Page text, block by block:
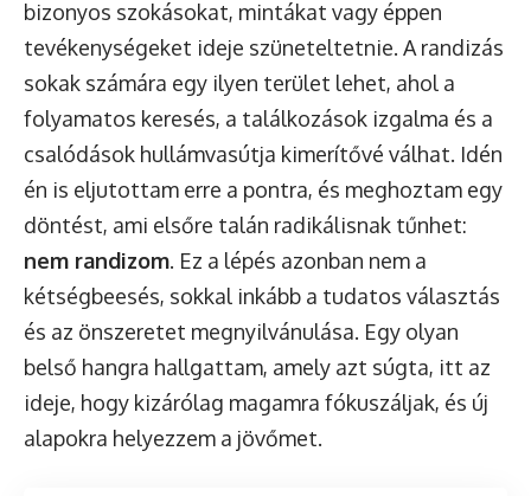
bizonyos szokásokat, mintákat vagy éppen
tevékenységeket ideje szüneteltetnie. A randizás
sokak számára egy ilyen terület lehet, ahol a
folyamatos keresés, a találkozások izgalma és a
csalódások hullámvasútja kimerítővé válhat. Idén
én is eljutottam erre a pontra, és meghoztam egy
döntést, ami elsőre talán radikálisnak tűnhet:
nem randizom. Ez a lépés azonban nem a
kétségbeesés, sokkal inkább a tudatos választás
és az önszeretet megnyilvánulása. Egy olyan
belső hangra hallgattam, amely azt súgta, itt az
ideje, hogy kizárólag magamra fókuszáljak, és új
alapokra helyezzem a jövőmet.